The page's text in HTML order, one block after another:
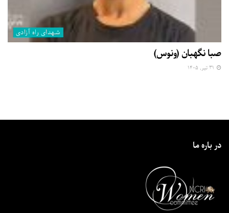
شهدای راه آزادی
صبا نگهبان (ونوس)
در باره ما